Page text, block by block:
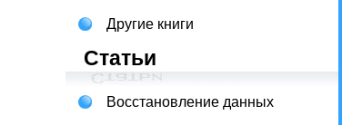
Другие книги
Статьи
Восстановление данных